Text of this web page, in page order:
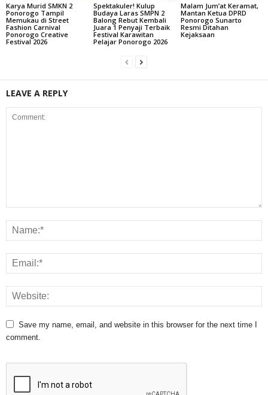
Karya Murid SMKN 2
Ponorogo Tampil
Memukau di Street
Fashion Carnival
Ponorogo Creative
Festival 2026
Spektakuler! Kulup
Budaya Laras SMPN 2
Balong Rebut Kembali
Juara 1 Penyaji Terbaik
Festival Karawitan
Pelajar Ponorogo 2026
Malam Jum’at Keramat,
Mantan Ketua DPRD
Ponorogo Sunarto
Resmi Ditahan
Kejaksaan
LEAVE A REPLY
Save my name, email, and website in this browser for the next time I
comment.